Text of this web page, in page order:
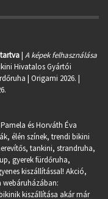
| A képek felhasználása
Hivatalos Gyártói
| Origami 2026. |
és Horváth Éva
élén színek, trendi bikini
tankini, strandruha,
gyerek fürdőruha,
kiszállítással! Akció,
kiszállítása akár már